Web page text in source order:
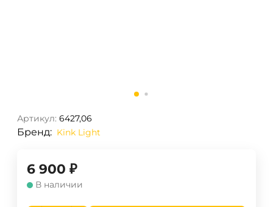
Артикул: 6427,06
Бренд: Kink Light
6 900 ₽
В наличии